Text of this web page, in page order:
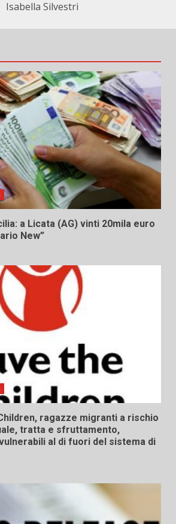
Isabella Silvestri
a Licata (AG) vinti 20mila euro
New”
ragazze migranti a rischio
tratta e sfruttamento,
al di fuori del sistema di